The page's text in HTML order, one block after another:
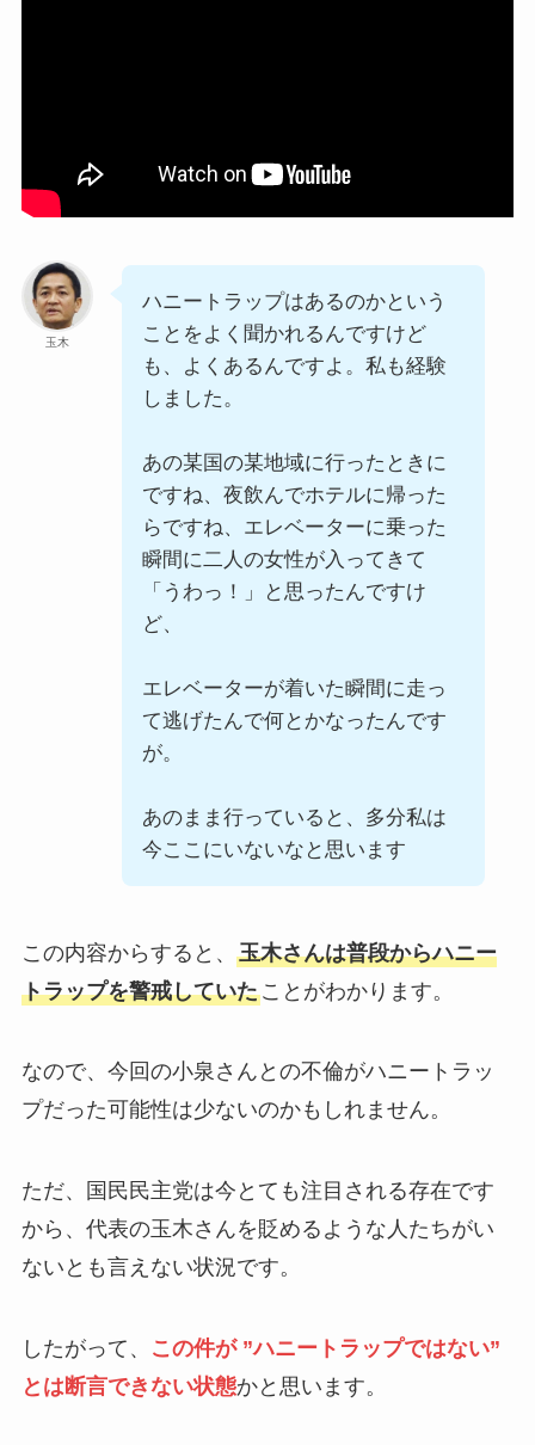
玉木
ハニートラップはあるのかという
ことをよく聞かれるんですけど
も、よくあるんですよ。私も経験
しました。
あの某国の某地域に行ったときに
ですね、夜飲んでホテルに帰った
らですね、エレベーターに乗った
瞬間に二人の女性が入ってきて
「うわっ！」と思ったんですけ
ど、
エレベーターが着いた瞬間に走っ
て逃げたんで何とかなったんです
が。
あのまま行っていると、多分私は
今ここにいないなと思います
この内容からすると、 玉木さんは普段からハニー
トラップを警戒していたことがわかります。
なので、今回の小泉さんとの不倫がハニートラッ
プだった可能性は少ないのかもしれません。
ただ、国民民主党は今とても注目される存在です
から、代表の玉木さんを貶めるような人たちがい
ないとも言えない状況です。
したがって、
この件が ”ハニートラップではない”
とは断言できない状態かと思います。